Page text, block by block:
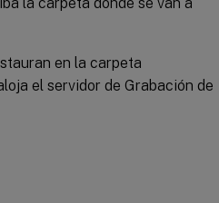
en la carpeta
el servidor de Grabación de